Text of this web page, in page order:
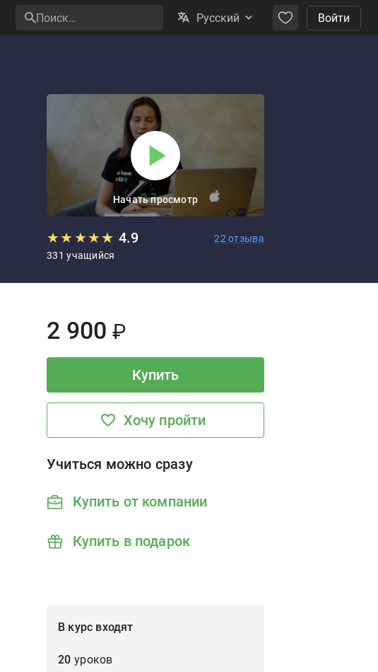
Русский Войти
Начать просмотр
★★★★★
★ 4.9
22 отзыва
331 учащийся
Price:
2 900 ₽
Купить
Хочу пройти
Учиться можно сразу
Купить от компании
Купить в подарок
В курс входят
20 уроков